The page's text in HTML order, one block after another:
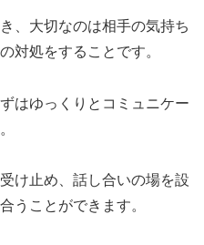
、大切なのは相手の気持ち
対処をすることです。
はゆっくりとコミュニケー
け止め、話し合いの場を設
うことができます。